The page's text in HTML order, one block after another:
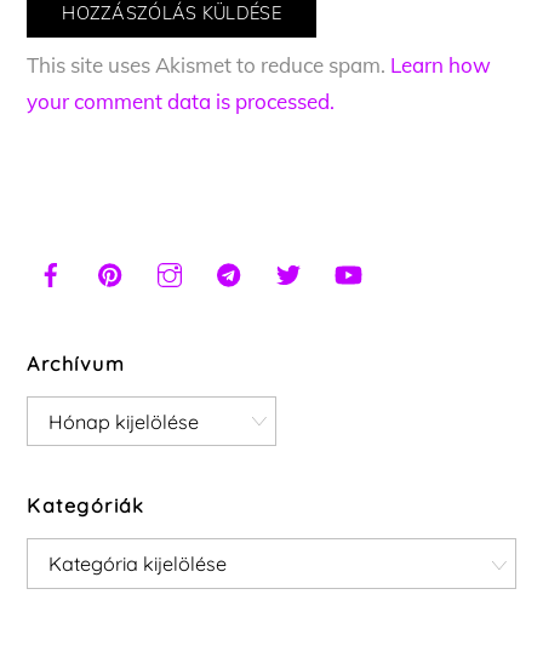
This site uses Akismet to reduce spam. Learn how
your comment data is processed.
Archívum
Archívum
Kategóriák
Kategóriák